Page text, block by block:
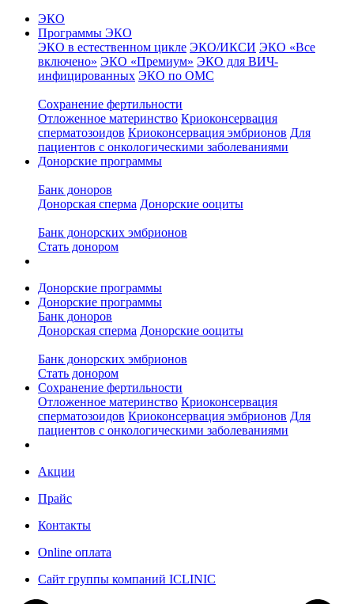
ЭКО
Программы ЭКО
ЭКО в естественном цикле ЭКО/ИКСИ ЭКО «Все
включено» ЭКО «Премиум» ЭКО для ВИЧ-
инфицированных ЭКО по ОМС
Сохранение фертильности
Отложенное материнство Криоконсервация
сперматозоидов Криоконсервация эмбрионов Для
пациентов с онкологическими заболеваниями
Донорские программы
Банк доноров
Донорская сперма Донорские ооциты
Банк донорских эмбрионов
Стать донором
Донорские программы
Донорские программы
Банк доноров
Донорская сперма Донорские ооциты
Банк донорских эмбрионов
Стать донором
Сохранение фертильности
Отложенное материнство Криоконсервация
сперматозоидов Криоконсервация эмбрионов Для
пациентов с онкологическими заболеваниями
Акции
Прайс
Контакты
Online оплата
Сайт группы компаний ICLINIC